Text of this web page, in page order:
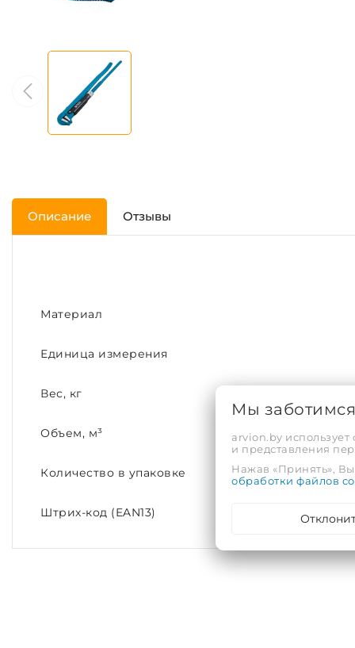
Описание Отзывы
Материал
Единица измерения
Вес, кг
Объем, м³
Количество в упаковке
Штрих-код (EAN13)
Мы
arvion.by
и представления
Нажав «Принять», Вы
обработки файлов